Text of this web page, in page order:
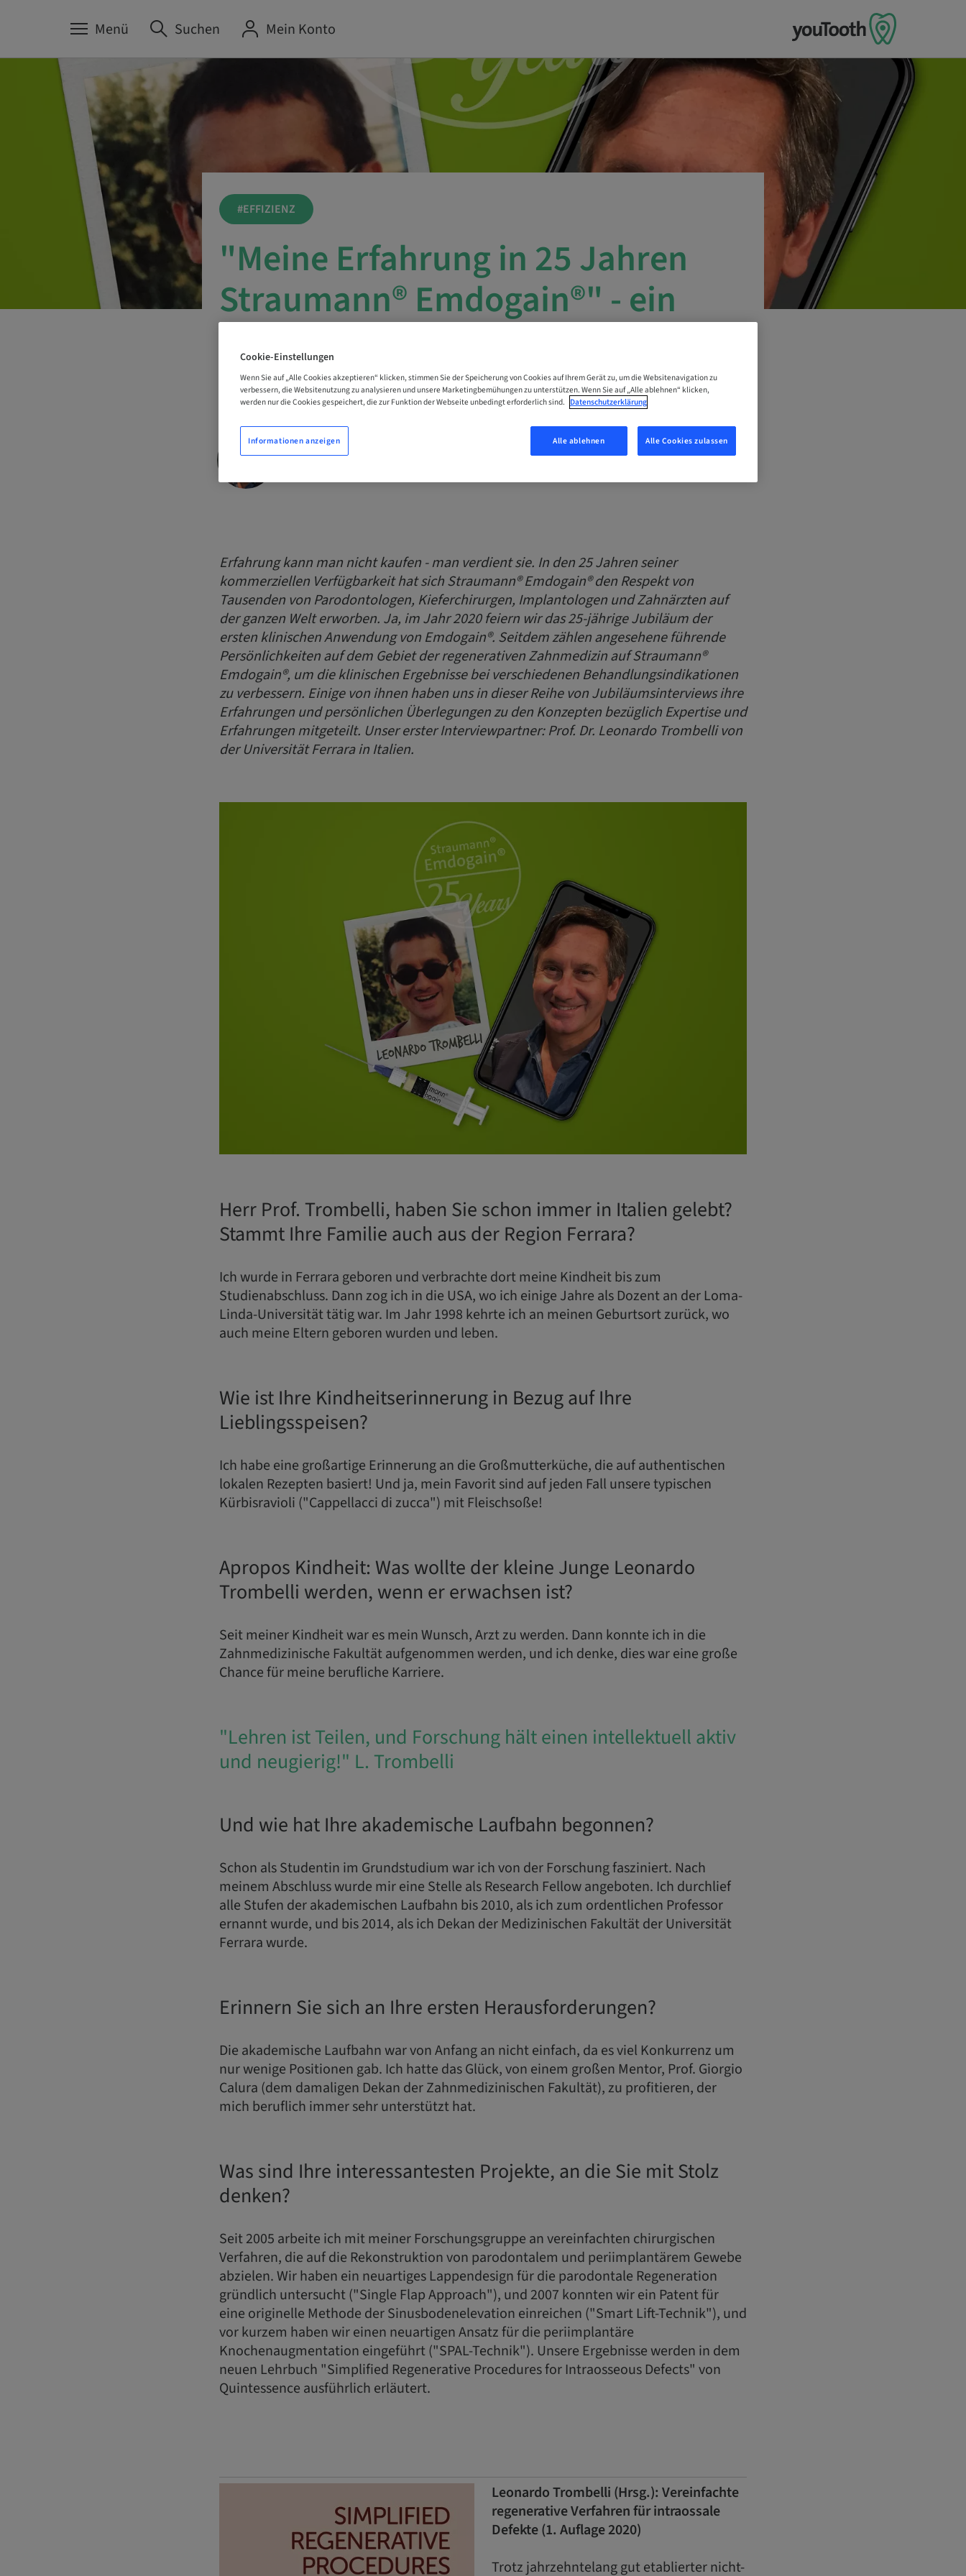
Menü Suchen Mein Konto
#EFFIZIENZ
"Meine Erfahrung in 25 Jahren
Straumann® Emdogain®" - ein
Interview mit Prof. Dr. Leonardo
Trombelli
Leonardo Trombelli
Erfahrung kann man nicht kaufen - man verdient sie. In den 25 Jahren seiner
kommerziellen Verfügbarkeit hat sich Straumann® Emdogain® den Respekt von
Tausenden von Parodontologen, Kieferchirurgen, Implantologen und Zahnärzten auf
der ganzen Welt erworben. Ja, im Jahr 2020 feiern wir das 25-jährige Jubiläum der
ersten klinischen Anwendung von Emdogain®. Seitdem zählen angesehene führende
Persönlichkeiten auf dem Gebiet der regenerativen Zahnmedizin auf Straumann®
Emdogain®, um die klinischen Ergebnisse bei verschiedenen Behandlungsindikationen
zu verbessern. Einige von ihnen haben uns in dieser Reihe von Jubiläumsinterviews ihre
Erfahrungen und persönlichen Überlegungen zu den Konzepten bezüglich Expertise und
Erfahrungen mitgeteilt. Unser erster Interviewpartner: Prof. Dr. Leonardo Trombelli von
der Universität Ferrara in Italien.
Herr Prof. Trombelli, haben Sie schon immer in Italien gelebt?
Stammt Ihre Familie auch aus der Region Ferrara?
Ich wurde in Ferrara geboren und verbrachte dort meine Kindheit bis zum
Studienabschluss. Dann zog ich in die USA, wo ich einige Jahre als Dozent an der Loma-
Linda-Universität tätig war. Im Jahr 1998 kehrte ich an meinen Geburtsort zurück, wo
auch meine Eltern geboren wurden und leben.
Wie ist Ihre Kindheitserinnerung in Bezug auf Ihre
Lieblingsspeisen?
Ich habe eine großartige Erinnerung an die Großmutterküche, die auf authentischen
lokalen Rezepten basiert! Und ja, mein Favorit sind auf jeden Fall unsere typischen
Kürbisravioli ("Cappellacci di zucca") mit Fleischsoße!
Apropos Kindheit: Was wollte der kleine Junge Leonardo
Trombelli werden, wenn er erwachsen ist?
Seit meiner Kindheit war es mein Wunsch, Arzt zu werden. Dann konnte ich in die
Zahnmedizinische Fakultät aufgenommen werden, und ich denke, dies war eine große
Chance für meine berufliche Karriere.
"Lehren ist Teilen, und Forschung hält einen intellektuell aktiv
und neugierig!" L. Trombelli
Und wie hat Ihre akademische Laufbahn begonnen?
Schon als Studentin im Grundstudium war ich von der Forschung fasziniert. Nach
meinem Abschluss wurde mir eine Stelle als Research Fellow angeboten. Ich durchlief
alle Stufen der akademischen Laufbahn bis 2010, als ich zum ordentlichen Professor
ernannt wurde, und bis 2014, als ich Dekan der Medizinischen Fakultät der Universität
Ferrara wurde.
Erinnern Sie sich an Ihre ersten Herausforderungen?
Die akademische Laufbahn war von Anfang an nicht einfach, da es viel Konkurrenz um
nur wenige Positionen gab. Ich hatte das Glück, von einem großen Mentor, Prof. Giorgio
Calura (dem damaligen Dekan der Zahnmedizinischen Fakultät), zu profitieren, der
mich beruflich immer sehr unterstützt hat.
Was sind Ihre interessantesten Projekte, an die Sie mit Stolz
denken?
Seit 2005 arbeite ich mit meiner Forschungsgruppe an vereinfachten chirurgischen
Verfahren, die auf die Rekonstruktion von parodontalem und periimplantärem Gewebe
abzielen. Wir haben ein neuartiges Lappendesign für die parodontale Regeneration
gründlich untersucht ("Single Flap Approach"), und 2007 konnten wir ein Patent für
eine originelle Methode der Sinusbodenelevation einreichen ("Smart Lift-Technik"), und
vor kurzem haben wir einen neuartigen Ansatz für die periimplantäre
Knochenaugmentation eingeführt ("SPAL-Technik"). Unsere Ergebnisse werden in dem
neuen Lehrbuch "Simplified Regenerative Procedures for Intraosseous Defects" von
Quintessence ausführlich erläutert.
Leonardo Trombelli (Hrsg.): Vereinfachte
regenerative Verfahren für intraossale
Defekte (1. Auflage 2020)
Trotz jahrzehntelang gut etablierter nicht-
Cookie-Einstellungen
Wenn Sie auf „Alle Cookies akzeptieren“ klicken, stimmen Sie der Speicherung von Cookies auf Ihrem Gerät zu, um die Websitenavigation zu
verbessern, die Websitenutzung zu analysieren und unsere Marketingbemühungen zu unterstützen. Wenn Sie auf „Alle ablehnen“ klicken,
werden nur die Cookies gespeichert, die zur Funktion der Webseite unbedingt erforderlich sind. Datenschutzerklärung
Alle ablehnen Alle Cookies zulassen
Informationen anzeigen